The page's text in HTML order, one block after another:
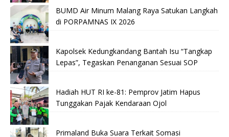
BUMD Air Minum Malang Raya Satukan Langkah
di PORPAMNAS IX 2026
Kapolsek Kedungkandang Bantah Isu “Tangkap
Lepas”, Tegaskan Penanganan Sesuai SOP
Hadiah HUT RI ke-81: Pemprov Jatim Hapus
Tunggakan Pajak Kendaraan Ojol
Primaland Buka Suara Terkait Somasi